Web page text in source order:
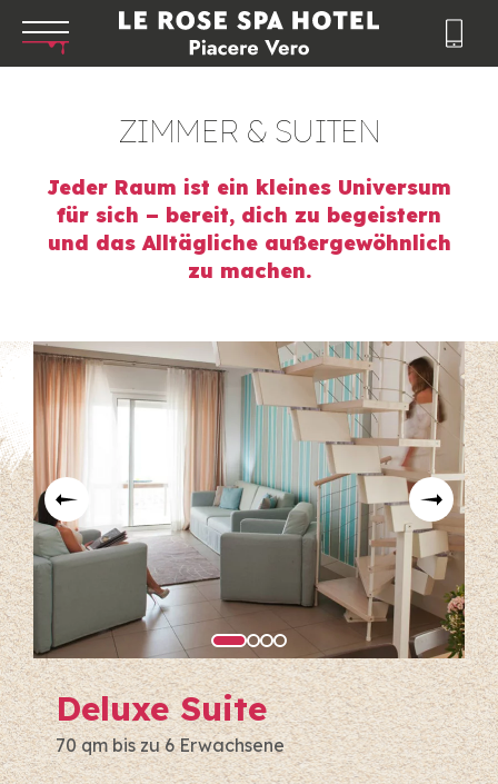
ZIMMER & SUITEN
Jeder Raum ist ein kleines Universum
für sich – bereit, dich zu begeistern
und das Alltägliche außergewöhnlich
zu machen.
Deluxe Suite
70 qm bis zu 6 Erwachsene